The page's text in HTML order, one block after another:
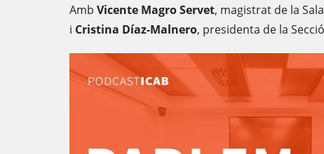
Amb Vicente Magro Servet, magistrat de la
i Cristina Díaz-Malnero, presidenta de la